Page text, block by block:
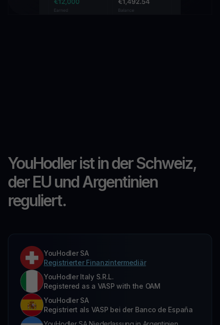
YouHodler ist in der Schweiz,
der EU und Argentinien
reguliert.
YouHodler SA
Registrierter Finanzintermediär
YouHodler Italy S.R.L.
Registered as a VASP with the OAM
YouHodler SA
Registriert als VASP bei der Banco de España